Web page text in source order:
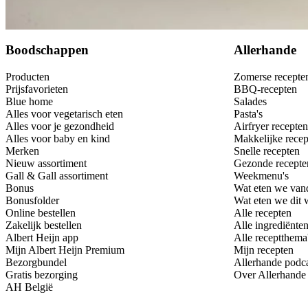
Boodschappen
Producten
Prijsfavorieten
Blue home
Alles voor vegetarisch eten
Alles voor je gezondheid
Alles voor baby en kind
Merken
Nieuw assortiment
Gall & Gall assortiment
Bonus
Bonusfolder
Online bestellen
Zakelijk bestellen
Albert Heijn app
Mijn Albert Heijn Premium
Bezorgbundel
Gratis bezorging
AH België
Allerhande
Zomerse
BBQ-recepten
Salades
Pasta's
Airfryer recepten
Makkelijke
Snelle recepten
Gezonde
Weekmenu's
Wat eten we
Wat eten we dit
Alle recepten
Alle ingrediënten
Alle
Mijn recepten
Allerhande
Over Allerhande